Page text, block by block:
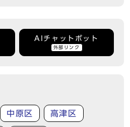
AIチャットボット
外部リンク
中原区 高津区